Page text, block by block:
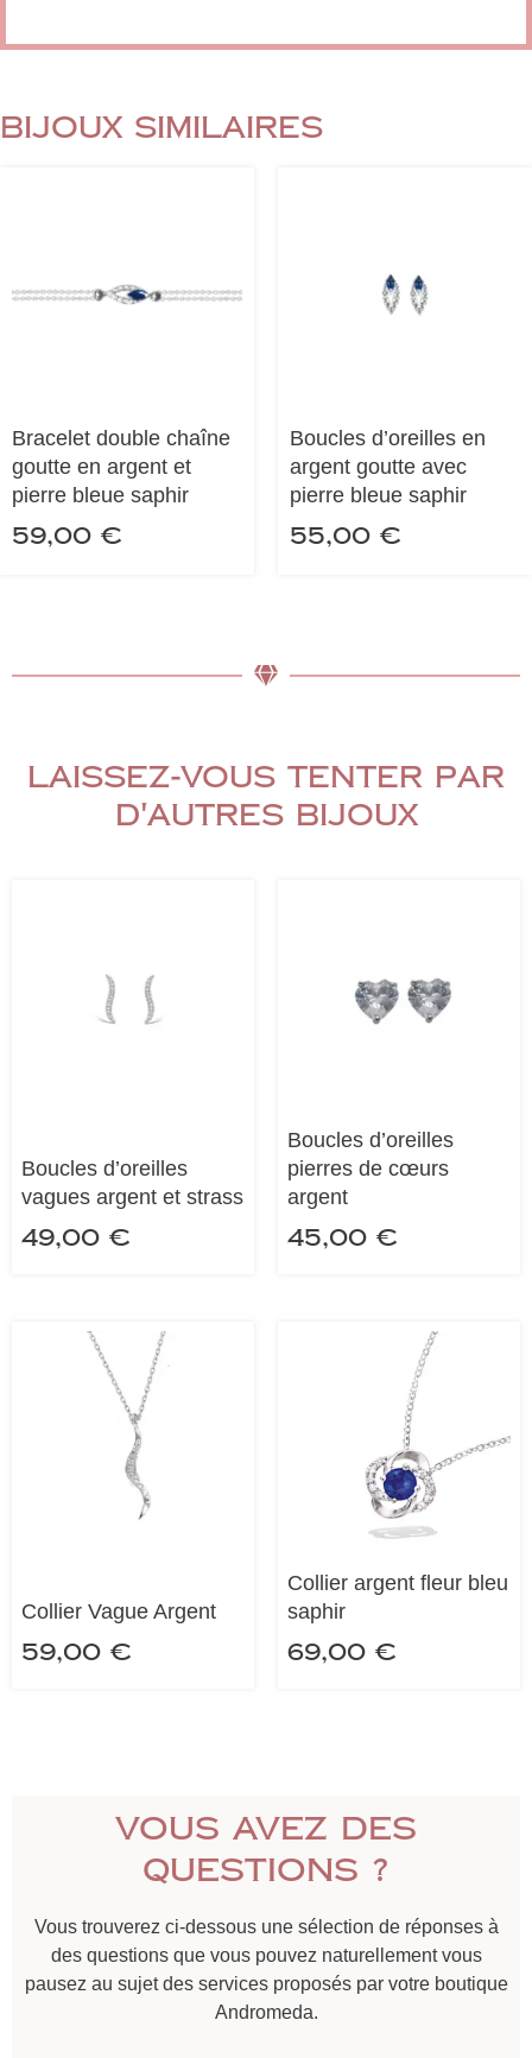
Bijoux similaires
Bracelet double chaîne
goutte en argent et
pierre bleue saphir
59,00 €
Boucles d’oreilles en
argent goutte avec
pierre bleue saphir
55,00 €
Laissez-vous tenter par
d'autres bijoux
Boucles d’oreilles
vagues argent et strass
49,00 €
Boucles d’oreilles
pierres de cœurs
argent
45,00 €
Collier Vague Argent
59,00 €
Collier argent fleur bleu
saphir
69,00 €
Vous avez des
questions ?
Vous trouverez ci-dessous une sélection de réponses à
des questions que vous pouvez naturellement vous
pausez au sujet des services proposés par votre boutique
Andromeda.